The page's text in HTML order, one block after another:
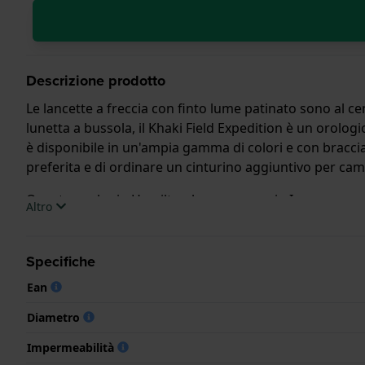
Descrizione prodotto
Le lancette a freccia con finto lume patinato sono al
lunetta a bussola, il Khaki Field Expedition è un
è disponibile in un'ampia gamma di colori e con
preferita e di ordinare un cinturino aggiuntivo per
Questo orologio Hamilton ha una cassa in Inox con
L'orologio è impermeabile a 10ATM. Questo significa
.
Altro
Specifiche
Ean
Diametro
Impermeabilità